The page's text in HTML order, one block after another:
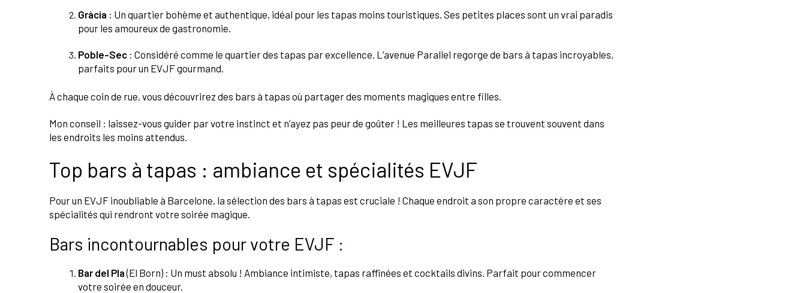
Gràcia : Un quartier bohème et authentique, idéal pour les tapas moins touristiques. Ses petites places sont un vrai paradis
pour les amoureux de gastronomie.
Poble-Sec : Considéré comme le quartier des tapas par excellence. L’avenue Parallel regorge de bars à tapas incroyables,
parfaits pour un EVJF gourmand.
À chaque coin de rue, vous découvrirez des bars à tapas où partager des moments magiques entre filles.
Mon conseil : laissez-vous guider par votre instinct et n’ayez pas peur de goûter ! Les meilleures tapas se trouvent souvent dans
les endroits les moins attendus.
Top bars à tapas : ambiance et spécialités EVJF
Pour un EVJF inoubliable à Barcelone, la sélection des bars à tapas est cruciale ! Chaque endroit a son propre caractère et ses
spécialités qui rendront votre soirée magique.
Bars incontournables pour votre EVJF :
Bar del Pla(El Born) : Un must absolu ! Ambiance intimiste, tapas raffinées et cocktails divins. Parfait pour commencer
votre soirée en douceur.